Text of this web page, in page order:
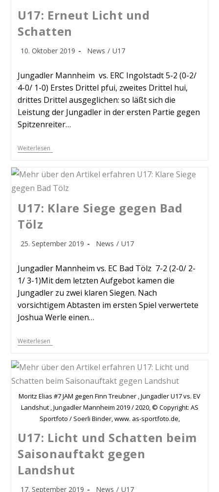
U17: Erneut Licht und
Schatten
10. Oktober 2019 News / U17
Jungadler Mannheim vs. ERC Ingolstadt 5-2 (0-2/
4-0/ 1-0) Erstes Drittel pfui, zweites Drittel hui,
drittes Drittel ausgeglichen: so läßt sich die
Leistung der Jungadler in der ersten Partie gegen
Spitzenreiter…
Weiterlesen
U17: Klare Siege gegen Bad
Tölz
25. September 2019 News / U17
Jungadler Mannheim vs. EC Bad Tölz 7-2 (2-0/ 2-
1/ 3-1)Mit dem letzten Aufgebot kamen die
Jungadler zu zwei klaren Siegen. Nach
vorsichtigem Abtasten im ersten Spiel verwertete
Joshua Werle einen…
Weiterlesen
Moritz Elias #7 JAM gegen Finn Treubner , Jungadler U17 vs. EV
Landshut , Jungadler Mannheim 2019 / 2020, © Copyright: AS
Sportfoto / Soerli Binder, www. as-sportfoto.de,
U17: Licht und Schatten beim
Saisonauftakt gegen
Landshut
17. September 2019 News / U17